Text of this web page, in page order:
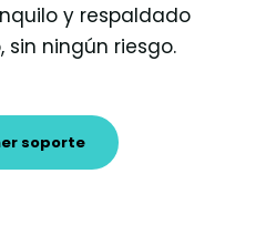
y respaldado
sin ningún riesgo.
soporte